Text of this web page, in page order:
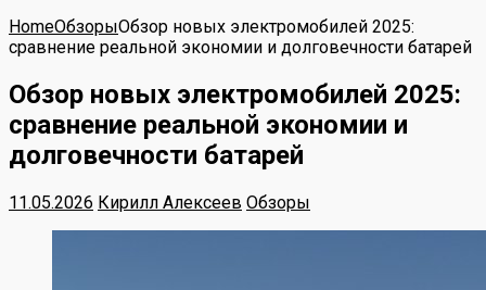
HomeОбзорыОбзор новых электромобилей 2025:
сравнение реальной экономии и долговечности батарей
Обзор новых электромобилей 2025:
сравнение реальной экономии и
долговечности батарей
11.05.2026 Кирилл Алексеев Обзоры